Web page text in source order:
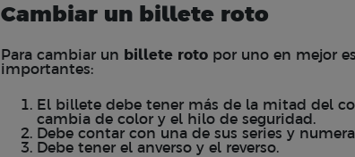
Cambiar un billete roto
Para cambiar un billete roto por uno en mejor
importantes:
El billete debe tener más de la mitad del
cambia de color y el hilo de seguridad.
Debe contar con una de sus series y
Debe tener el anverso y el reverso.